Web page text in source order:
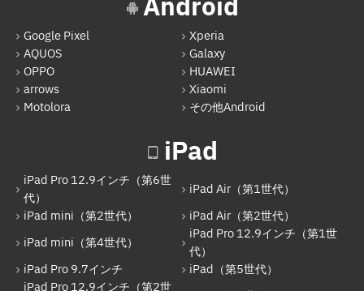
iPad mini（第4世代）
iPad Pro 12.9インチ（第1世代）
iPad（第5世代）
iPad Pro 12.9インチ（第3世代）
iPad Pro 11インチ（第1世代）
iPad mini（第5世代）
iPad（第7世代）
Android
Google Pixel
Xperia
AQUOS
Galaxy
OPPO
HUAWEI
arrows
Xiaomi
Motolora
その他Android
iPad
iPad Pro 12.9インチ（第6世
代）
iPad Air（第1世代）
iPad mini（第2世代）
iPad Air（第2世代）
iPad mini（第4世代）
iPad Pro 12.9インチ（第1世
代）
iPad Pro 9.7インチ
iPad（第5世代）
iPad Pro 12.9インチ（第2世